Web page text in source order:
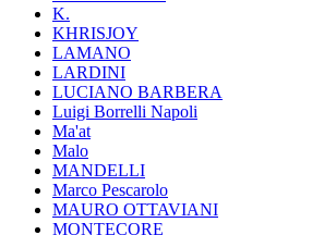
K.
KHRISJOY
LAMANO
LARDINI
LUCIANO BARBERA
Luigi Borrelli Napoli
Ma'at
Malo
MANDELLI
Marco Pescarolo
MAURO OTTAVIANI
MONTECORE